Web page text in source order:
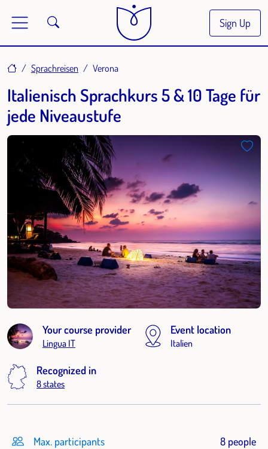
Sign Up
HomeSprachreisen Verona
Italienisch Sprachkurs 5 & 10 Tage für
jede Niveaustufe
Your course provider
Lingua IT
Event location
Italien
Recognized in
8 states
Max. participants
8 people